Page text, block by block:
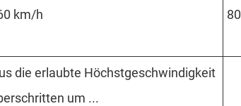
km/h
die erlaubte Höchst­geschwin­digkeit
um ...